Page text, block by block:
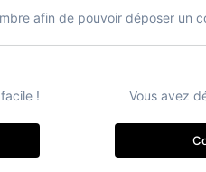
afin de pouvoir déposer un
! Vous avez